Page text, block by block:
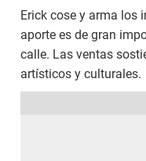
Erick cose y arma los
aporte es de gran
calle. Las ventas
artísticos y culturales.